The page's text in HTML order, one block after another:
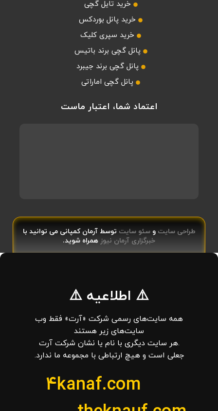
خرید تایل گچی
خرید پانل بوردکس
خرید سپری کلیک
پانل گچی برند باتیس
پانل گچی برند جیبرد
پانل گچی اماراتی
اعتماد شما، اعتبار ماست
طراحی سایت وسئو سایت توسط آرمان کمپانی می توانید با
خبرگزاری آرمان نیوز همراه شوید.
⚠️ اطلاعیه ⚠️
همه سایت‌های رسمی شرکت «آرت» فقط وب‌
سایت‌های زیر هستند
.هر سایت دیگری با نام یا نشان شرکت آرت
جعلی است و هیچ ارتباطی با مجموعه ما ندارد.
4kanaf.com